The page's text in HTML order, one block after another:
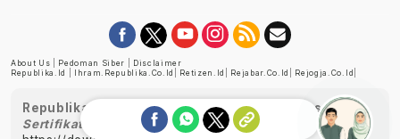
About Us Pedoman Siber
Disclaimer
Republika.id
Ihram.republika.co.id Retizen.id Rejabar.co.id Rejogja.co.id
Republika telah diverifikasi oleh Dewan Pers
Sertifikat Nomor 1058/DP-Verifikasi/K/XII/2022